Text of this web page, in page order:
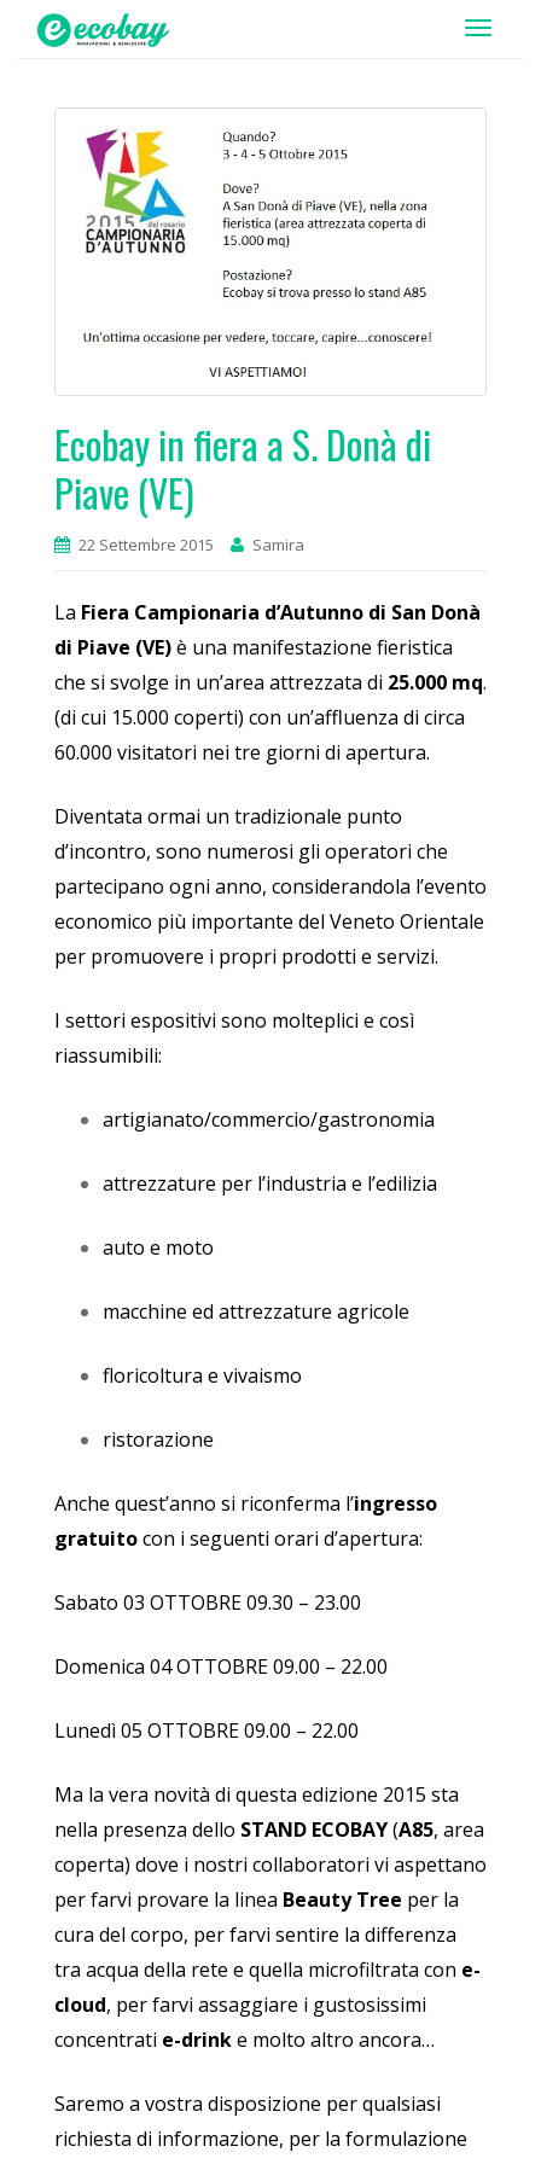
T
t
Ecobay in fiera a S. Donà di
Piave (VE)
22 Settembre 2015 Samira
La Fiera Campionaria d’Autunno di San Donà
di Piave (VE)è una manifestazione fieristica
che si svolge in un’area attrezzata di 25.000 mq.
(di cui 15.000 coperti) con un’affluenza di circa
60.000 visitatori nei tre giorni di apertura.
Diventata ormai un tradizionale punto
d’incontro, sono numerosi gli operatori che
partecipano ogni anno, considerandola l’evento
economico più importante del Veneto Orientale
per promuovere i propri prodotti e servizi.
I settori espositivi sono molteplici e così
riassumibili:
artigianato/commercio/gastronomia
attrezzature per l’industria e l’edilizia
auto e moto
macchine ed attrezzature agricole
floricoltura e vivaismo
ristorazione
Anche quest’anno si riconferma l’ingresso
gratuitocon i seguenti orari d’apertura:
Sabato 03 OTTOBRE 09.30 – 23.00
Domenica 04 OTTOBRE 09.00 – 22.00
Lunedì 05 OTTOBRE 09.00 – 22.00
Ma la vera novità di questa edizione 2015 sta
nella presenza dello STAND ECOBAY(A85, area
coperta) dove i nostri collaboratori vi aspettano
per farvi provare la linea Beauty Tree per la
cura del corpo, per farvi sentire la differenza
tra acqua della rete e quella microfiltrata con e-
cloud, per farvi assaggiare i gustosissimi
concentrati e-drinke molto altro ancora…
Saremo a vostra disposizione per qualsiasi
richiesta di informazione, per la formulazione